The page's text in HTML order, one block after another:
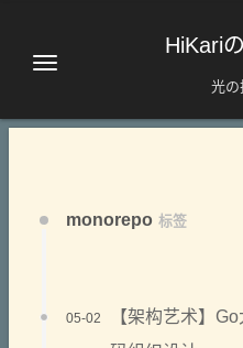
HiKari
光の
monorepo 标签
【架构艺术】
05-02